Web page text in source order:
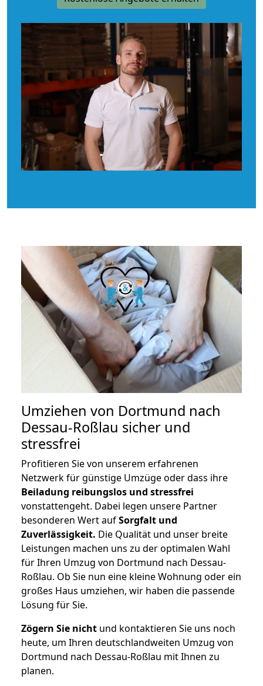
Umziehen von Dortmund nach
Dessau-Roßlau sicher und
stressfrei
Profitieren Sie von unserem erfahrenen
Netzwerk für günstige Umzüge oder dass ihre
Beiladung reibungslos und stressfrei
vonstattengeht. Dabei legen unsere Partner
besonderen Wert aufSorgfalt und
Zuverlässigkeit. Die Qualität und unser breite
Leistungen machen uns zu der optimalen Wahl
für Ihren Umzug von Dortmund nach Dessau-
Roßlau. Ob Sie nun eine kleine Wohnung oder ein
großes Haus umziehen, wir haben die passende
Lösung für Sie.
Zögern Sie nicht und kontaktieren Sie uns noch
heute, um Ihren deutschlandweiten Umzug von
Dortmund nach Dessau-Roßlau mit Ihnen zu
planen.